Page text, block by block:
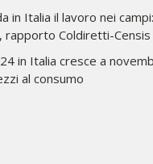
in Italia il lavoro nei
rapporto Coldiretti-Censis
in Italia cresce a
al consumo